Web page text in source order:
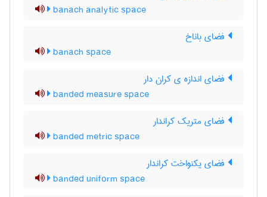
banach analytic space
فضای باناخ
banach space
فضای اندازه ی کران دار
banded measure space
فضای متریک کراندار
banded metric space
فضای یکنواخت کراندار
banded uniform space